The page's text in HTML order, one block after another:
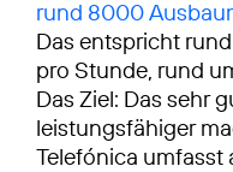
rund 8000
Das entspricht
pro Stunde, rund
Das Ziel: Das sehr
leistungsfähiger
Telefónica